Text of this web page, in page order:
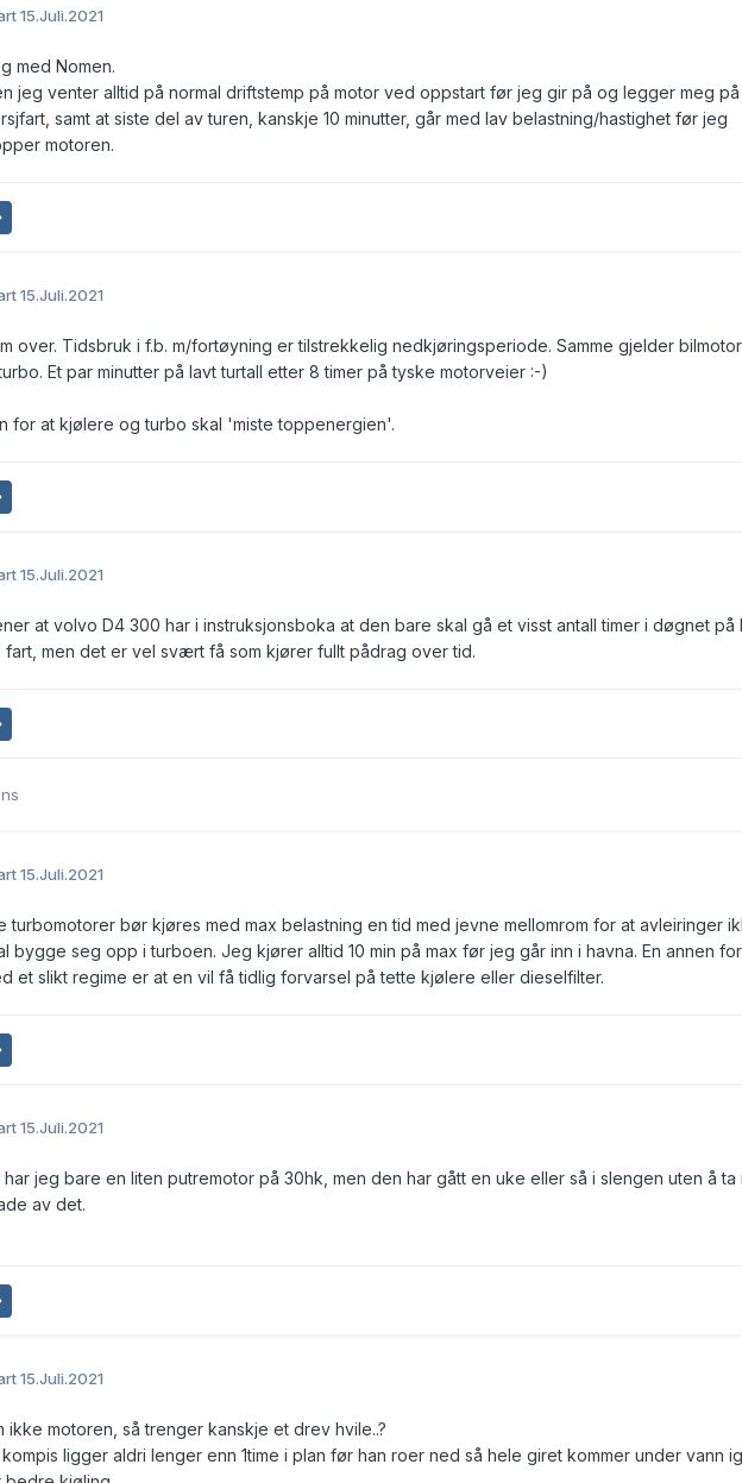
15.Juli.2021
med Nomen.
jeg venter alltid på normal driftstemp på motor ved oppstart før jeg gir på og legger meg på
samt at siste del av turen, kanskje 10 minutter, går med lav belastning/hastighet før jeg
motoren.
15.Juli.2021
over. Tidsbruk i f.b. m/fortøyning er tilstrekkelig nedkjøringsperiode. Samme gjelder bilmotor
Et par minutter på lavt turtall etter 8 timer på tyske motorveier :-)
for at kjølere og turbo skal 'miste toppenergien'.
15.Juli.2021
at volvo D4 300 har i instruksjonsboka at den bare skal gå et visst antall timer i døgnet på
fart, men det er vel svært få som kjører fullt pådrag over tid.
15.Juli.2021
turbomotorer bør kjøres med max belastning en tid med jevne mellomrom for at avleiringer
bygge seg opp i turboen. Jeg kjører alltid 10 min på max før jeg går inn i havna. En annen
et slikt regime er at en vil få tidlig forvarsel på tette kjølere eller dieselfilter.
15.Juli.2021
har jeg bare en liten putremotor på 30hk, men den har gått en uke eller så i slengen uten å ta
av det.
15.Juli.2021
ikke motoren, så trenger kanskje et drev hvile..?
kompis ligger aldri lenger enn 1time i plan før han roer ned så hele giret kommer under vann